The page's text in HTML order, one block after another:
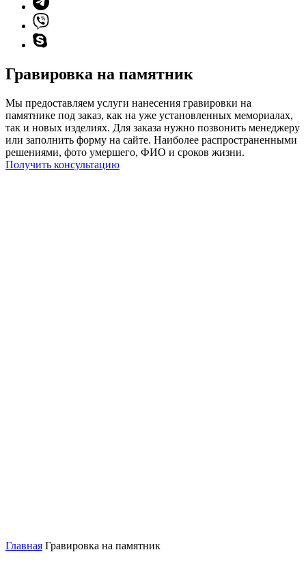
Гравировка на памятник
Мы предоставляем услуги нанесения гравировки на
памятнике под заказ, как на уже установленных мемориалах,
так и новых изделиях. Для заказа нужно позвонить менеджеру
или заполнить форму на сайте. Наиболее распространенными
решениями, фото умершего, ФИО и сроков жизни.
Получить консультацию
Главная Гравировка на памятник